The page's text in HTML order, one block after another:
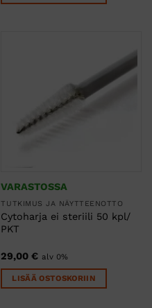
VARASTOSSA
TUTKIMUS JA NÄYTTEENOTTO
Cytoharja ei steriili 50 kpl/
PKT
29,00€ alv 0%
LISÄÄ OSTOSKORIIN